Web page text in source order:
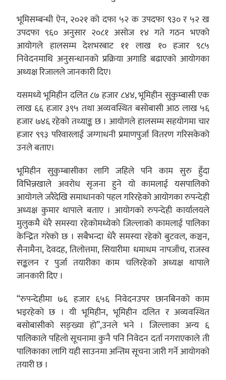
भूमिसम्बन्धी ऐन, २०२१ को दफा ५२ क उपदफा ९३० र ५२ ख
उपदफा ९६० अनुसार २०८१ असोज १४ गते गठन भएको
आयोगले हालसम्म देशभरबाट ११ लाख १० हजार ९८५
निवेदनमाथि अनुसन्धानको प्रक्रिया अगाडि बढाएको आयोगका
अध्यक्ष रिजालले जानकारी दिए।
यसमध्ये भूमिहीन दलित ८७ हजार ८४४, भूमिहीन सुकुम्बासी एक
लाख ६६ हजार ३९५ तथा अव्यवस्थित बसोबासी आठ लाख ५६
हजार ७४६ रहेको तथ्याङ्क छ । आयोगले हालसम्म सहयोगमा चार
हजार ९९३ परिवारलाई जग्गाधनी प्रमाणपुर्जा वितरण गरिसकेको
उनले बताए।
भूमिहीन सुकुम्बासीका लागि जहिले पनि काम सुरु हुँदा
विभिन्नखाले अवरोध सृजना हुने यो कामलाई यसपालिको
आयोगले जरैदेखि समाधानको पहल गरिरहेको आयोगका रुपन्देही
अध्यक्ष कुमार थापाले बताए । आयोगको रुपन्देही कार्यालयले
मुलुकमै धेरै समस्या रहेकोमध्येको जिल्लाको कामलाई पालिका
केन्द्रित गरेको छ । सबैभन्दा धेरै समस्या रहेको बुटवल, कञ्चन,
सैनामैना, देवदह, तिलोत्तमा, सियारीमा धमाधम नापजाँच, राजस्व
सङ्कलन र पुर्जा तयारीका काम चलिरहेको अध्यक्ष थापाले
जानकारी दिए ।
“रुपन्देहीमा ७६ हजार ६५६ निवेदनउपर छानबिनको काम
भइरहेको छ । यी भूमिहीन, भूमिहीन दलित र अव्यवस्थित
बसोबासीको सङ्ख्या हो”,उनले भने । जिल्लाका अन्य ६
पालिकाले पहिलो सूचनामा कुनै पनि निवेदन दर्ता नगराएकाले ती
पालिकाका लागि यही साउनमा अन्तिम सूचना जारी गर्ने आयोगको
तयारी छ ।